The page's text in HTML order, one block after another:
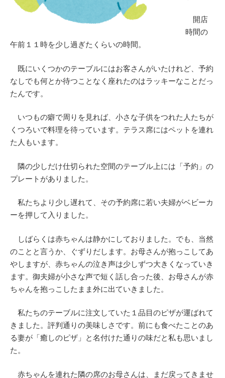
開店
時間の
午前１１時を少し過ぎたくらいの時間。
既にいくつかのテーブルにはお客さんがいたけれど、予約
なしでも何とか待つことなく座れたのはラッキーなことだっ
たんです。
いつもの癖で周りを見れば、小さな子供をつれた人たちが
くつろいで料理を待っています。テラス席にはペットを連れ
た人もいます。
隣の少しだけ仕切られた空間のテーブル上には「予約」の
プレートがありました。
私たちより少し遅れて、その予約席に若い夫婦がベビーカ
ーを押して入りました。
しばらくは赤ちゃんは静かにしておりました。でも、当然
のことと言うか、ぐずりだします。お母さんが抱っこしてあ
やしますが、赤ちゃんの泣き声は少しずつ大きくなっていき
ます。御夫婦が小さな声で短く話し合った後、お母さんが赤
ちゃんを抱っこしたまま外に出ていきました。
私たちのテーブルに注文していた１品目のピザが運ばれて
きました。評判通りの美味しさです。前にも食べたことのあ
る妻が「癒しのピザ」と名付けた通りの味だと私も思いまし
た。
赤ちゃんを連れた隣の席のお母さんは、まだ戻ってきませ